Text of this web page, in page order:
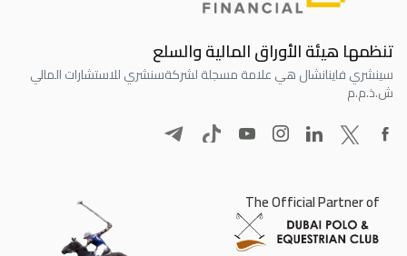
تنظمها هيئة الأوراق المالية والسلع
سينشري فاينانشال هي علامة مسجلة لشركةسنشري للاستشارات المالي
ش.ذ.م.م
The Official Partner of